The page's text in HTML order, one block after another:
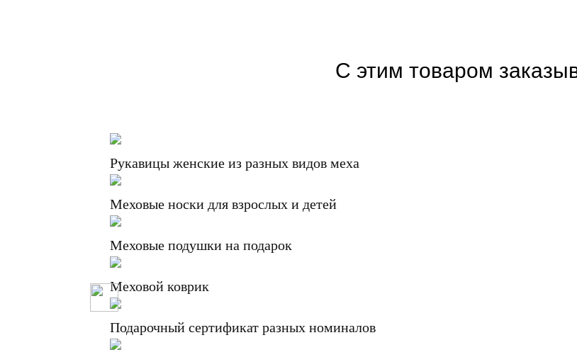
С этим товаром
Рукавицы женские из разных видов меха
Меховые носки для взрослых и детей
Меховые подушки на подарок
Меховой коврик
Подарочный сертификат разных номиналов